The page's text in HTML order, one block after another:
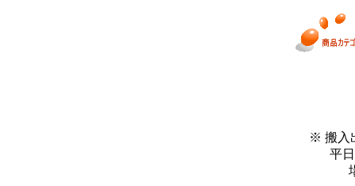
※ 搬入
平日９：
場合が